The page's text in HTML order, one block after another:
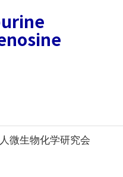
微生物化学研究会